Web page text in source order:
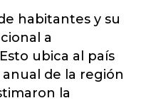
habitantes y su
a
ubica al país
de la región
la